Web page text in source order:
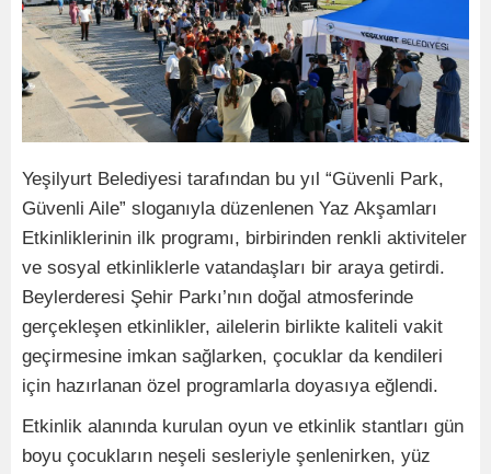
Yeşilyurt Belediyesi tarafından bu yıl “Güvenli Park,
Güvenli Aile” sloganıyla düzenlenen Yaz Akşamları
Etkinliklerinin ilk programı, birbirinden renkli aktiviteler
ve sosyal etkinliklerle vatandaşları bir araya getirdi.
Beylerderesi Şehir Parkı’nın doğal atmosferinde
gerçekleşen etkinlikler, ailelerin birlikte kaliteli vakit
geçirmesine imkan sağlarken, çocuklar da kendileri
için hazırlanan özel programlarla doyasıya eğlendi.
Etkinlik alanında kurulan oyun ve etkinlik stantları gün
boyu çocukların neşeli sesleriyle şenlenirken, yüz